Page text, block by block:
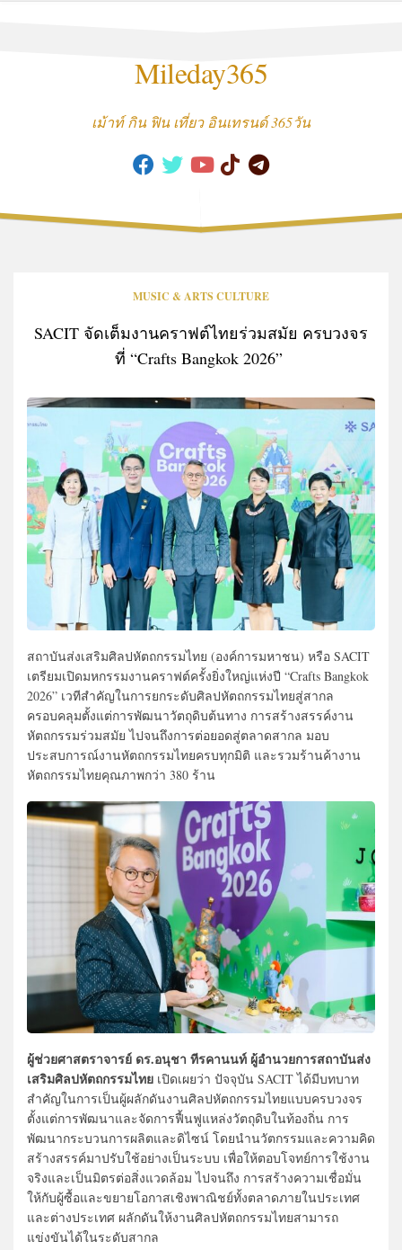
Mileday365
เม้าท์ กิน ฟิน เที่ยว อินเทรนด์ 365วัน
MUSIC & ARTS CULTURE
SACIT จัดเต็มงานคราฟต์ไทยร่วมสมัย ครบวงจร
ที่ “Crafts Bangkok 2026”
สถาบันส่งเสริมศิลปหัตถกรรมไทย (องค์การมหาชน) หรือ SACIT
เตรียมเปิดมหกรรมงานคราฟต์ครั้งยิ่งใหญ่แห่งปี “Crafts Bangkok
2026” เวทีสำคัญในการยกระดับศิลปหัตถกรรมไทยสู่สากล
ครอบคลุมตั้งแต่การพัฒนาวัตถุดิบต้นทาง การสร้างสรรค์งาน
หัตถกรรมร่วมสมัย ไปจนถึงการต่อยอดสู่ตลาดสากล มอบ
ประสบการณ์งานหัตถกรรมไทยครบทุกมิติ และรวมร้านค้างาน
หัตถกรรมไทยคุณภาพกว่า 380 ร้าน
ผู้ช่วยศาสตราจารย์ ดร.อนุชา ทีรคานนท์ ผู้อำนวยการสถาบันส่ง
เสริมศิลปหัตถกรรมไทย เปิดเผยว่า ปัจจุบัน SACIT ได้มีบทบาท
สำคัญในการเป็นผู้ผลักดันงานศิลปหัตถกรรมไทยแบบครบวงจร
ตั้งแต่การพัฒนาและจัดการฟื้นฟูแหล่งวัตถุดิบในท้องถิ่น การ
พัฒนากระบวนการผลิตและดิไซน์ โดยนำนวัตกรรมและความคิด
สร้างสรรค์มาปรับใช้อย่างเป็นระบบ เพื่อให้ตอบโจทย์การใช้งาน
จริงและเป็นมิตรต่อสิ่งแวดล้อม ไปจนถึง การสร้างความเชื่อมั่น
ให้กับผู้ซื้อและขยายโอกาสเชิงพาณิชย์ทั้งตลาดภายในประเทศ
และต่างประเทศ ผลักดันให้งานศิลปหัตถกรรมไทยสามารถ
แข่งขันได้ในระดับสากล